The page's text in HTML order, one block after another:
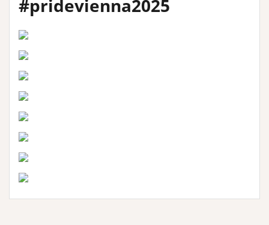
#pridevienna2025